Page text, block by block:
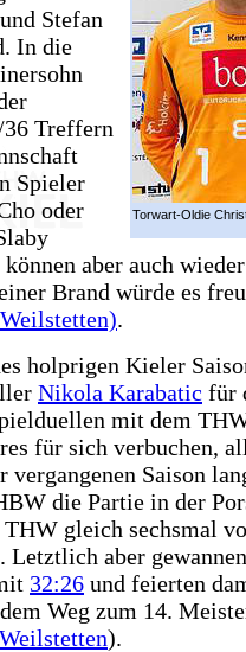
Torwart-Oldie
Stefan
In die
36 Treffern
Spieler
oder
aber auch
Brand würde es
.
holprigen Kieler
Nikola Karabatic für
mit dem
für sich verbuchen,
vergangenen Saison
die Partie in der
gleich sechsmal
Letztlich aber
32:26 und feierten
Weg zum 14.
).